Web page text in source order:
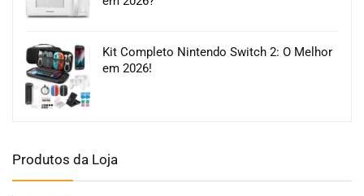
Kit Completo Nintendo Switch 2: O Melhor
em 2026!
Produtos da Loja